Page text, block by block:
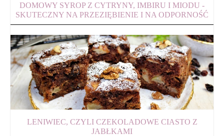
DOMOWY SYROP Z CYTRYNY, IMBIRU I MIODU -
SKUTECZNY NA PRZEZIĘBIENIE I NA ODPORNOŚĆ
LENIWIEC, CZYLI CZEKOLADOWE CIASTO Z
JABŁKAMI